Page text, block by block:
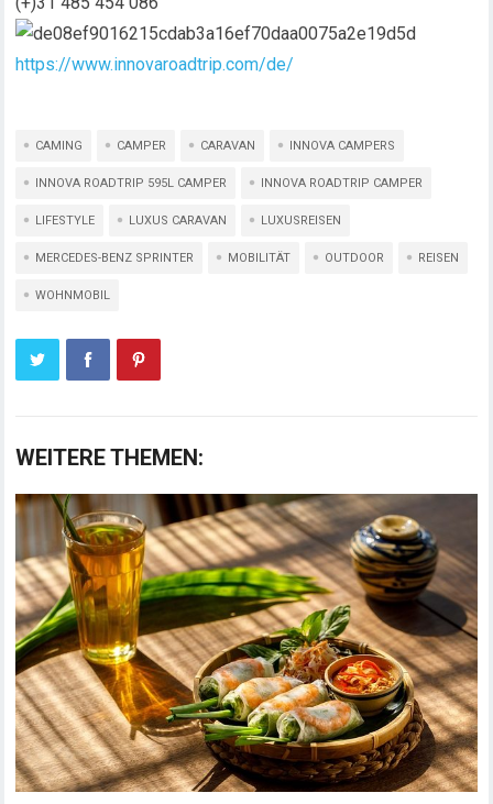
https://www.innovaroadtrip.com/de/
CAMING CAMPER CARAVAN INNOVA CAMPERS
INNOVA ROADTRIP 595L CAMPER INNOVA ROADTRIP CAMPER
LIFESTYLE LUXUS CARAVAN LUXUSREISEN
MERCEDES-BENZ SPRINTER MOBILITÄT OUTDOOR REISEN
WOHNMOBIL
WEITERE THEMEN: